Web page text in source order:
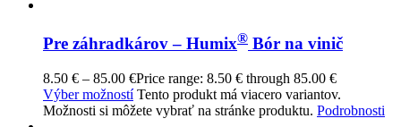
Pre záhradkárov – Humix® Bór na vinič
8.50 € – 85.00 €Price range: 8.50 € through 85.00 €
Výber možností Tento produkt má viacero variantov.
Možnosti si môžete vybrať na stránke produktu. Podrobnosti